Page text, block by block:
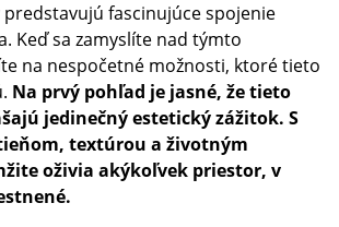
predstavujú fascinujúce spojenie
Keď sa zamyslíte nad týmto
na nespočetné možnosti, ktoré tieto
Na prvý pohľad je jasné, že tieto
jedinečný estetický zážitok. S
textúrou a životným
oživia akýkoľvek priestor, v